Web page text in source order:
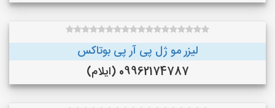
لیزر مو ژل پی آر پی بوتاکس
09962174787 (ایلام)